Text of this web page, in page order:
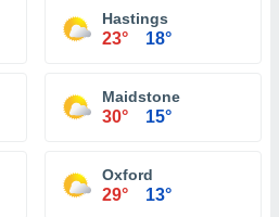
Hastings
23° 18°
Maidstone
30° 15°
Oxford
29° 13°